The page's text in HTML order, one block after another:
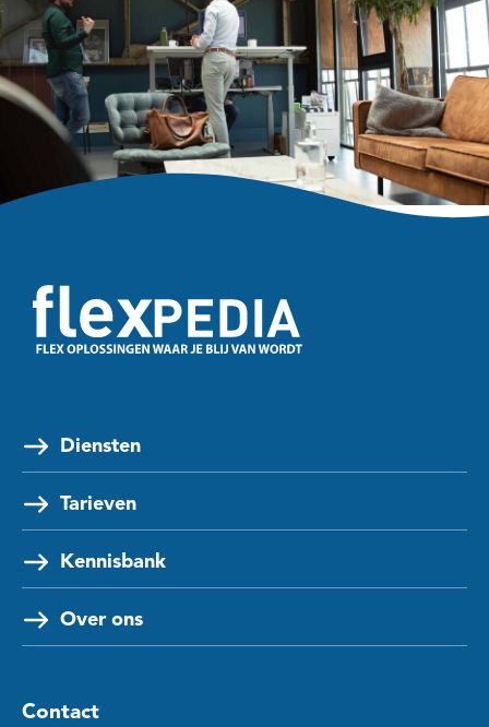
Diensten
Tarieven
Kennisbank
Over ons
Contact